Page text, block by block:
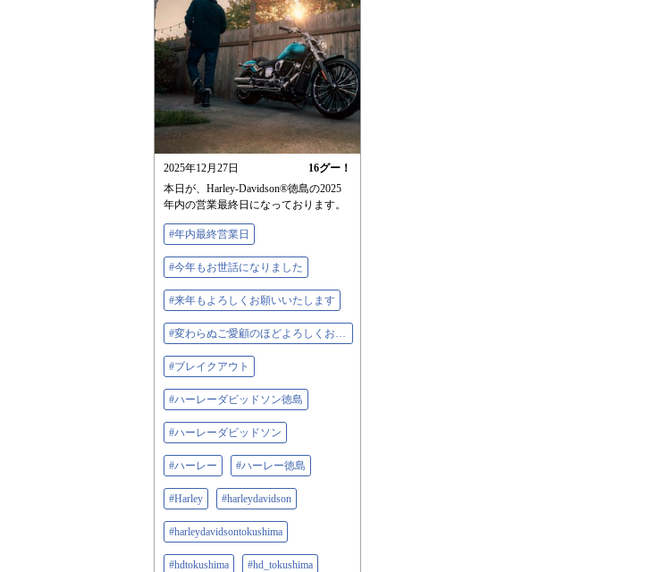
2025年12月27日 16グー！
本日が、Harley-Davidson®︎徳島の2025
年内の営業最終日になっております。
#年内最終営業日
#今年もお世話になりました
#来年もよろしくお願いいたします
#変わらぬご愛顧のほどよろしくお願いいたします
#ブレイクアウト
#ハーレーダビッドソン徳島
#ハーレーダビッドソン
#ハーレー #ハーレー徳島
#Harley #harleydavidson
#harleydavidsontokushima
#hdtokushima #hd_tokushima